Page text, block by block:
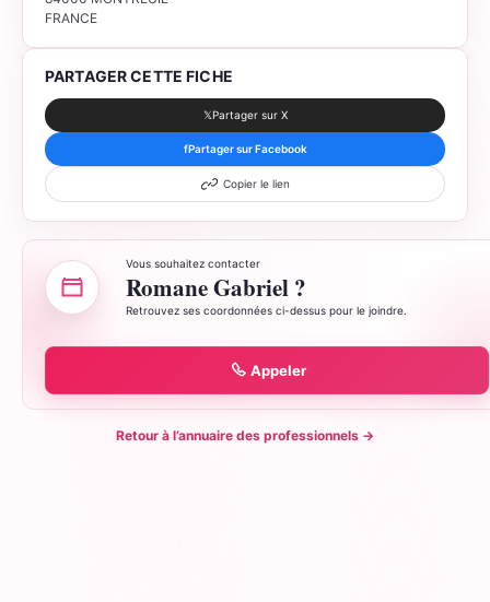
FRANCE
PARTAGER CETTE FICHE
𝕏Partager sur X
fPartager sur Facebook
Copier le lien
Vous souhaitez contacter
Romane Gabriel ?
Retrouvez ses coordonnées ci-dessus pour le joindre.
Appeler
Retour à l’annuaire des professionnels →